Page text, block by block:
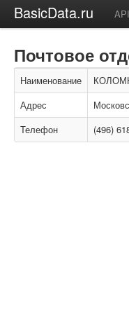
BasicData.ru API
Почтовое
Наименование
Адрес
Телефон
(496)